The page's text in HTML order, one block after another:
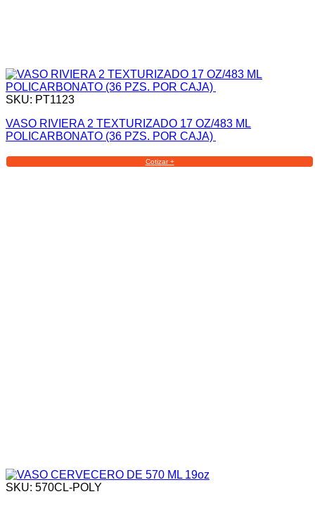
SKU: PT1123
VASO RIVIERA 2 TEXTURIZADO 17 OZ/483 ML
POLICARBONATO (36 PZS. POR CAJA)
Cotizar +
SKU: 570CL-POLY